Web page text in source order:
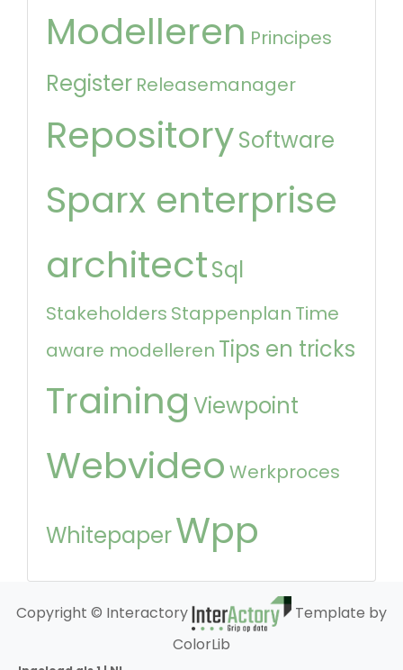
Modelleren Principes
Register Releasemanager
RepositorySoftware
Sparx enterprise
architectSql
Stakeholders Stappenplan Time
aware modelleren Tips en tricks
Training Viewpoint
Webvideo Werkproces
WhitepaperWpp
Copyright © Interactory
Template by
ColorLib